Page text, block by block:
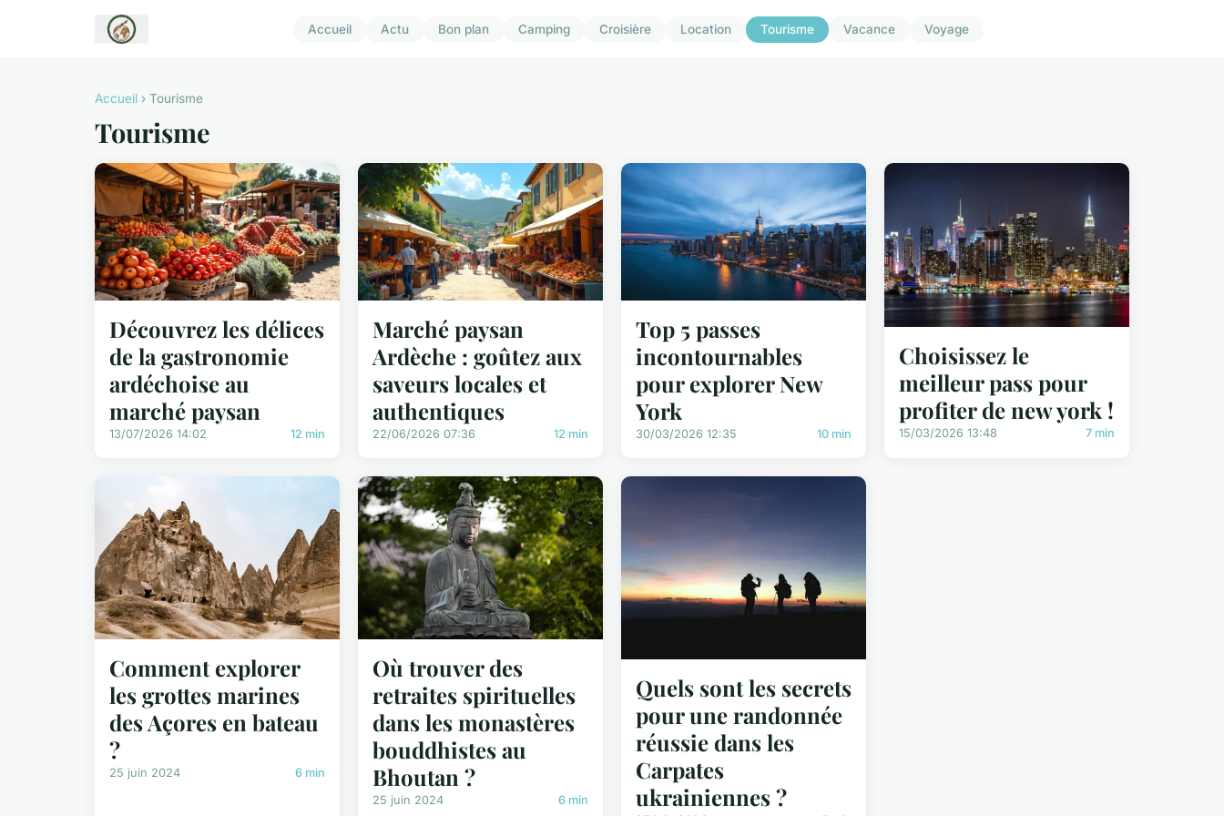
Accueil Actu Bon plan Camping Croisière Location Tourisme Vacance Voyage
Accueil › Tourisme
Tourisme
Découvrez les délices
de la gastronomie
ardéchoise au
marché paysan
13/07/2026 14:02 12 min
Marché paysan
Ardèche : goûtez aux
saveurs locales et
authentiques
22/06/2026 07:36 12 min
Top 5 passes
incontournables
pour explorer New
York
30/03/2026 12:35 10 min
Choisissez le
meilleur pass pour
profiter de new york !
15/03/2026 13:48 7 min
Comment explorer
les grottes marines
des Açores en bateau
?
25 juin 2024 6 min
Où trouver des
retraites spirituelles
dans les monastères
bouddhistes au
Bhoutan ?
25 juin 2024 6 min
Quels sont les secrets
pour une randonnée
réussie dans les
Carpates
ukrainiennes ?